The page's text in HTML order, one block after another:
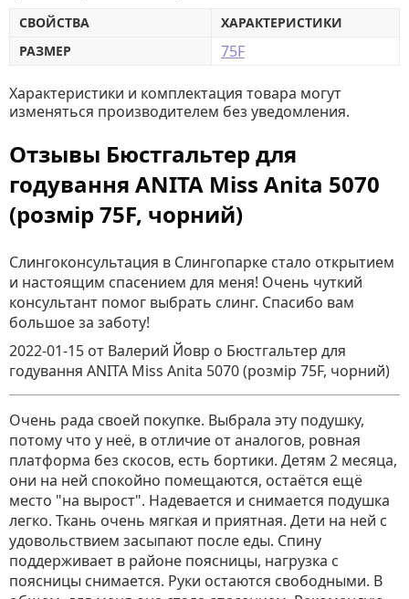
СВОЙСТВА
ХАРАКТЕРИСТИКИ
РАЗМЕР
75F
Характеристики и комплектация товара могут
изменяться производителем без уведомления.
Отзывы Бюстгальтер для
годування ANITA Miss Anita 5070
(розмір 75F, чорний)
Слингоконсультация в Слингопарке стало открытием
и настоящим спасением для меня! Очень чуткий
консультант помог выбрать слинг. Спасибо вам
большое за заботу!
2022-01-15 от Валерий Йовр о Бюстгальтер для
годування ANITA Miss Anita 5070 (розмір 75F, чорний)
Очень рада своей покупке. Выбрала эту подушку,
потому что у неё, в отличие от аналогов, ровная
платформа без скосов, есть бортики. Детям 2 месяца,
они на ней спокойно помещаются, остаётся ещё
место "на вырост". Надевается и снимается подушка
легко. Ткань очень мягкая и приятная. Дети на ней с
удовольствием засыпают после еды. Спину
поддерживает в районе поясницы, нагрузка с
поясницы снимается. Руки остаются свободными. В